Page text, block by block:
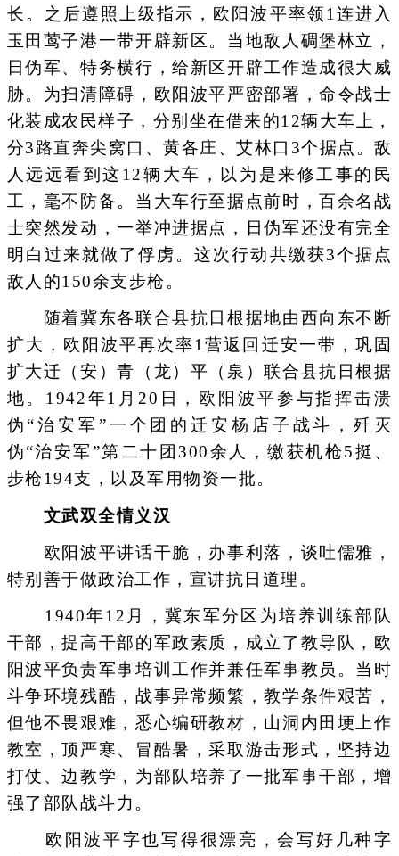
长。之后遵照上级指示，欧阳波平率领1连进入
玉田莺子港一带开辟新区。当地敌人碉堡林立，
日伪军、特务横行，给新区开辟工作造成很大威
胁。为扫清障碍，欧阳波平严密部署，命令战士
化装成农民样子，分别坐在借来的12辆大车上，
分3路直奔尖窝口、黄各庄、艾林口3个据点。敌
人远远看到这12辆大车，以为是来修工事的民
工，毫不防备。当大车行至据点前时，百余名战
士突然发动，一举冲进据点，日伪军还没有完全
明白过来就做了俘虏。这次行动共缴获3个据点
敌人的150余支步枪。
随着冀东各联合县抗日根据地由西向东不断
扩大，欧阳波平再次率1营返回迁安一带，巩固
扩大迁（安）青（龙）平（泉）联合县抗日根据
地。1942年1月20日，欧阳波平参与指挥击溃
伪“治安军”一个团的迁安杨店子战斗，歼灭
伪“治安军”第二十团300余人，缴获机枪5挺、
步枪194支，以及军用物资一批。
文武双全情义汉
欧阳波平讲话干脆，办事利落，谈吐儒雅，
特别善于做政治工作，宣讲抗日道理。
1940年12月，冀东军分区为培养训练部队
干部，提高干部的军政素质，成立了教导队，欧
阳波平负责军事培训工作并兼任军事教员。当时
斗争环境残酷，战事异常频繁，教学条件艰苦，
但他不畏艰难，悉心编研教材，山洞内田埂上作
教室，顶严寒、冒酷暑，采取游击形式，坚持边
打仗、边教学，为部队培养了一批军事干部，增
强了部队战斗力。
欧阳波平字也写得很漂亮，会写好几种字